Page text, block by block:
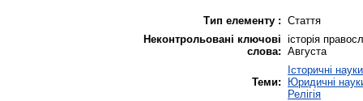
Тип елементу : Стаття
Неконтрольовані ключові
слова:
історія
Августа
Теми:
Історичні науки
Юридичні
Релігія